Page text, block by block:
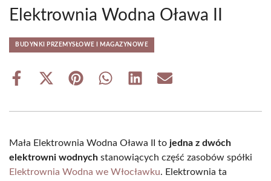
Elektrownia Wodna Oława II
BUDYNKI PRZEMYSŁOWE I MAGAZYNOWE
Share
Share
(Twitter)
Share Share Share Share
Mała Elektrownia Wodna Oława II to jedna z dwóch
elektrowni wodnych stanowiących część zasobów spółki
Elektrownia Wodna we Włocławku. Elektrownia ta